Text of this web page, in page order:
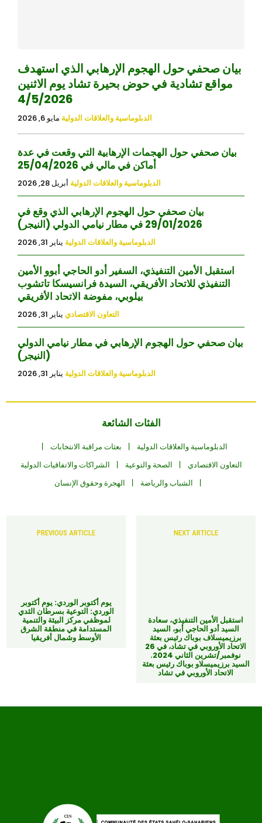
بيان صحفي حول الهجوم الإرهابي الذي استهدف
مواقع تشادية في حوض بحيرة تشاد يوم الاثنين
4/5/2026
الدبلوماسية والعلاقات الدولية مايو 6, 2026
بيان صحفي حول الهجمات الإرهابية التي وقعت في عدة
أماكن في مالي في 25/04/2026
الدبلوماسية والعلاقات الدولية أبريل 28, 2026
بيان صحفي حول الهجوم الإرهابي الذي وقع في
29/01/2026 في مطار نيامي الدولي (النيجر)
الدبلوماسية والعلاقات الدولية يناير 31, 2026
استقبل الأمين التنفيذي، السفير أدو الحاجي أبوو الأمين
التنفيذي للاتحاد الأفريقي، السيدة فرانسيسكا تاتشوب
بيلوبي، مفوضة الاتحاد الأفريقي
التعاون الاقتصادي يناير 31, 2026
بيان صحفي حول الهجوم الإرهابي في مطار نيامي الدولي
(النيجر)
الدبلوماسية والعلاقات الدولية يناير 31, 2026
الفئات الشائعة
الدبلوماسية والعلاقات الدولية
بعثات مراقبة الانتخابات
التعاون الاقتصادي
الصحة والتوعية
الشراكات والاتفاقيات الدولية
الشباب والرياضة
الهجرة وحقوق الإنسان
PREVIOUS ARTICLE
يوم أكتوبر الوردي: يوم أكتوبر
الوردي: التوعية بسرطان الثدي
لموظفي مركز البيئة والتنمية
المستدامة في منطقة الشرق
الأوسط وشمال أفريقيا
NEXT ARTICLE
استقبل الأمين التنفيذي، سعادة
السيد أدو الحاجي أبو، السيد
برزيميسلاف بوباك رئيس بعثة
الاتحاد الأوروبي في تشاد، في 26
نوفمبر/تشرين الثاني 2024.
السيد برزيميسلاو بوباك رئيس بعثة
الاتحاد الأوروبي في تشاد